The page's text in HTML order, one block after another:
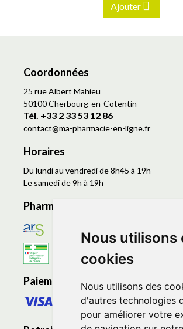
Nous utilisons
cookies
Nous utilisons des
d'autres technologies
pour améliorer votre
Ajouter
Coordonnées
25 rue Albert Mahieu
50100 Cherbourg-en-Cotentin
Tél. +33 2 33 53 12 86
contact@ma-pharmacie-en-ligne.fr
Horaires
Du lundi au vendredi de 8h45 à 19h
Le samedi de 9h à 19h
Pharmacie en ligne agréée
Paiement sécurisé